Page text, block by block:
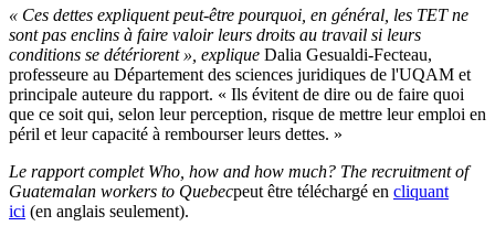
« Ces dettes expliquent peut-être pourquoi, en général, les TET ne
sont pas enclins à faire valoir leurs droits au travail si leurs
conditions se détériorent », explique Dalia Gesualdi-Fecteau,
professeure au Département des sciences juridiques de l'UQAM et
principale auteure du rapport. « Ils évitent de dire ou de faire quoi
que ce soit qui, selon leur perception, risque de mettre leur emploi en
péril et leur capacité à rembourser leurs dettes. »
Le rapport complet Who, how and how much? The recruitment of
Guatemalan workers to Quebecpeut être téléchargé en cliquant
ici (en anglais seulement).